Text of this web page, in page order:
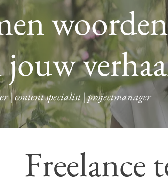
jouw
| content specialist | projectmanager
Freelance